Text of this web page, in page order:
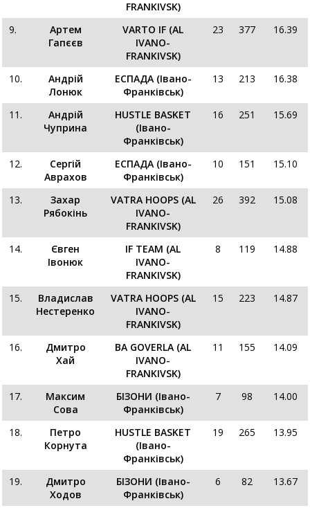
FRANKIVSK)
9.
Артем
Гапєєв
VARTO IF (AL
IVANO-
FRANKIVSK)
23 377 16.39
10.
Андрій
Лонюк
ЕСПАДА (Івано-
Франківськ)
13 213 16.38
11.
Андрій
Чуприна
HUSTLE BASKET
(Івано-
Франківськ)
16 251 15.69
12.
Сергій
Аврахов
ЕСПАДА (Івано-
Франківськ)
10 151 15.10
13.
Захар
Рябокінь
VATRA HOOPS (AL
IVANO-
FRANKIVSK)
26 392 15.08
14.
Євген
Івонюк
IF TEAM (AL
IVANO-
FRANKIVSK)
8 119 14.88
15.
Владислав
Нестеренко
VATRA HOOPS (AL
IVANO-
FRANKIVSK)
15 223 14.87
16.
Дмитро
Хай
BA GOVERLA (AL
IVANO-
FRANKIVSK)
11 155 14.09
17.
Максим
Сова
БІЗОНИ (Івано-
Франківськ)
7 98 14.00
18.
Петро
Корнута
HUSTLE BASKET
(Івано-
Франківськ)
19 265 13.95
19.
Дмитро
Ходов
БІЗОНИ (Івано-
Франківськ)
6 82 13.67